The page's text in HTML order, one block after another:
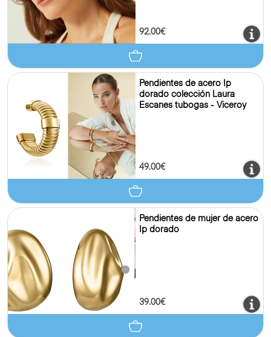
92.00€
Pendientes de acero Ip
dorado colección Laura
Escanes tubogas - Viceroy
49.00€
Pendientes de mujer de acero
Ip dorado
39.00€